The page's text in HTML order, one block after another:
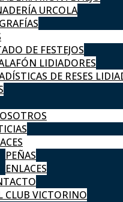
URCOLA
DE FESTEJOS
LIDIADORES
DE RESES
PEÑAS
ENLACES
CLUB VICTORINO